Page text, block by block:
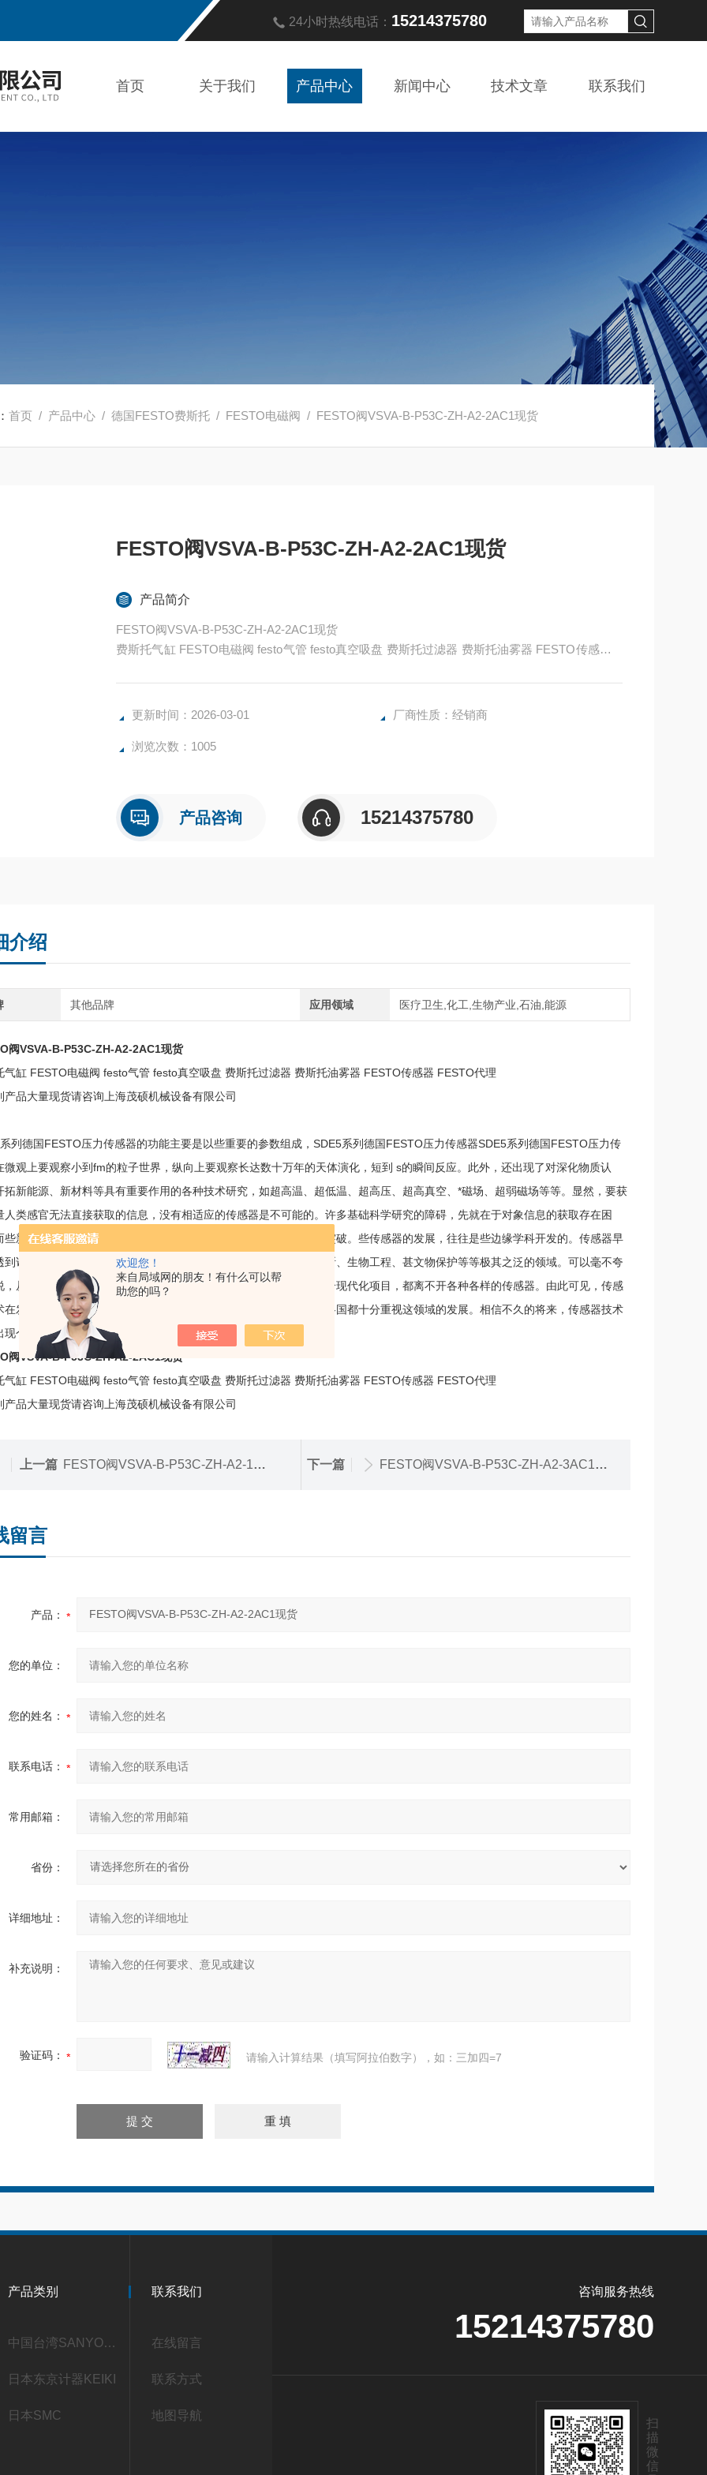
欢迎您！
来自局域网的朋友！有什么可以帮
助您的吗？
24小时热线电话： 15214375780
首页 关于我们 产品中心 新闻中心 技术文章 联系我们
首页 / 产品中心 /德国FESTO费斯托 / FESTO电磁阀 / FESTO阀VSVA-B-P53C-ZH-A2-2AC1现货
FESTO阀VSVA-B-P53C-ZH-A2-2AC1现货
产品简介
FESTO阀VSVA-B-P53C-ZH-A2-2AC1现货
费斯托气缸 FESTO电磁阀 festo气管 festo真空吸盘 费斯托过滤器 费斯托油雾器 FESTO传感器 F
更新时间：2026-03-01
厂商性质：经销商
浏览次数：1005
产品咨询 15214375780
介绍
其他品牌 应用领域 医疗卫生,化工,生物产业,石油,能源
阀VSVA-B-P53C-ZH-A2-2AC1现货
气缸 FESTO电磁阀 festo气管 festo真空吸盘 费斯托过滤器 费斯托油雾器 FESTO传感器 FESTO代理
产品大量现货请咨询上海茂硕机械设备有限公司
列德国FESTO压力传感器的功能主要是以些重要的参数组成，SDE5系列德国FESTO压力传感器SDE5系列德国FESTO压力传
微观上要观察小到fm的粒子世界，纵向上要观察长达数十万年的天体演化，短到 s的瞬间反应。此外，还出现了对深化物质认
拓新能源、新材料等具有重要作用的各种技术研究，如超高温、超低温、超高压、超高真空、*磁场、超弱磁场等等。显然，要获
人类感官无法直接获取的信息，没有相适应的传感器是不可能的。许多基础科学研究的障碍，先就在于对象信息的获取存在困
些新机理和高灵敏度的检测传感器的出现，往往会导致该领域内的突破。些传感器的发展，往往是些边缘学科开发的。传感器早
到诸如工业、宇宙开发、海洋探测、环境保护、资源调查、医学诊断、生物工程、甚文物保护等等极其之泛的领域。可以毫不夸
，从茫茫的太空，到浩瀚的海洋，以各种复杂的工程系统，几乎每个现代化项目，都离不开各种各样的传感器。由此可见，传感
在发展经济、推动社会进步方面的重要作用，是十分明显的。世界各国都十分重视这领域的发展。相信不久的将来，传感器技术
现个飞跃，达到与其重要地位相称的新水平。
阀VSVA-B-P53C-ZH-A2-2AC1现货
气缸 FESTO电磁阀 festo气管 festo真空吸盘 费斯托过滤器 费斯托油雾器 FESTO传感器 FESTO代理
产品大量现货请咨询上海茂硕机械设备有限公司
上一篇 FESTO阀VSVA-B-P53C-ZH-A2-1AC1特惠 下一篇 FESTO阀VSVA-B-P53C-ZH-A2-3AC1特惠
留言
产品：
您的单位：
您的姓名：
联系电话：
常用邮箱：
省份：
详细地址：
补充说明：
验证码： 请输入计算结果（填写阿拉伯数字），如：三加四=7
产品类别
中国台湾SANYOU三友
日本东京计器KEIKI
日本SMC
联系我们
在线留言
联系方式
地图导航
咨询服务热线
15214375780
扫
描
微
信